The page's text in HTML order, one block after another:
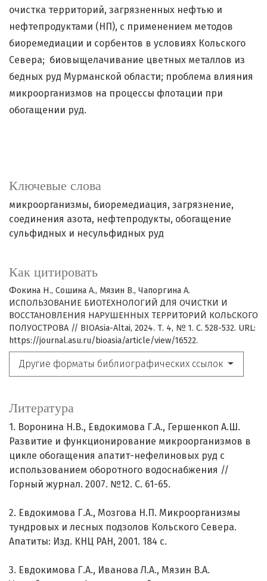
Ключевые слова
микроорганизмы биоремедиация загрязнение
соединения азота нефтепродукты обогащение
сульфидных и несульфидных руд
Как цитировать
Фокина Н., Сошина А., Мязин В., Чапоргина А.
ИСПОЛЬЗОВАНИЕ БИОТЕХНОЛОГИЙ ДЛЯ ОЧИСТКИ И
ВОССТАНОВЛЕНИЯ НАРУШЕННЫХ ТЕРРИТОРИЙ КОЛЬСКОГО
ПОЛУОСТРОВА // BIOAsia-Altai, 2024. Т. 4, № 1. С. 528-532. URL:
https://journal.asu.ru/bioasia/article/view/16522.
Другие форматы библиографических ссылок
очистка территорий, загрязненных нефтью и
нефтепродуктами (НП), с применением методов
биоремедиации и сорбентов в условиях Кольского
Севера; биовыщелачивание цветных металлов из
бедных руд Мурманской области; проблема влияния
микроорганизмов на процессы флотации при
обогащении руд.
Литература
1. Воронина Н.В., Евдокимова Г.А., Гершенкоп А.Ш.
Развитие и функционирование микроорганизмов в
цикле обогащения апатит-нефелиновых руд с
использованием оборотного водоснабжения //
Горный журнал. 2007. №12. С. 61-65.
2. Евдокимова Г.А., Мозгова Н.П. Микроорганизмы
тундровых и лесных подзолов Кольского Севера.
Апатиты: Изд. КНЦ РАН, 2001. 184 с.
3. Евдокимова Г.А., Иванова Л.А., Мязин В.А.